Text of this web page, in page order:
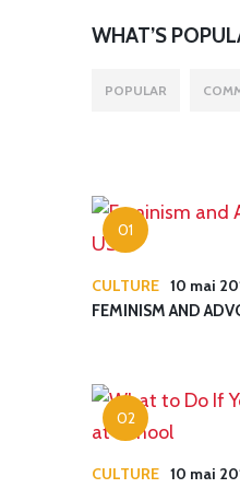
WHAT’S
POPULAR
CULTURE 10 mai
FEMINISM AND
CULTURE 10 mai